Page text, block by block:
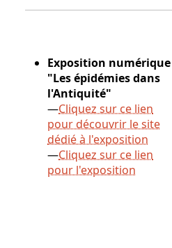
Exposition numérique
"Les épidémies dans
l'Antiquité"
—Cliquez sur ce lien
pour découvrir le site
dédié à l'exposition
—Cliquez sur ce lien
pour l'exposition